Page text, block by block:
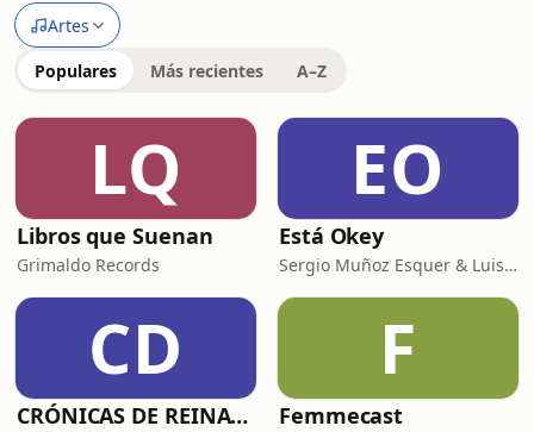
Artes
Populares Más recientes A–Z
LQ
Libros que Suenan
Grimaldo Records
EO
Está Okey
Sergio Muñoz Esquer & Luisa Fernanda Perez
CD
CRÓNICAS DE REINAS Y ASESINAS
F
Femmecast